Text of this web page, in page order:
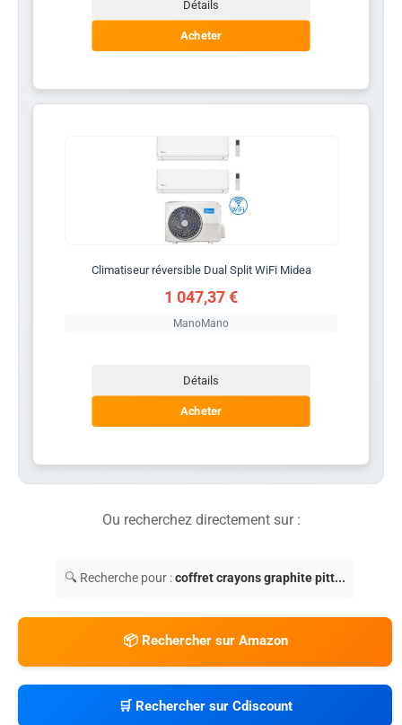
Détails
Acheter
Climatiseur réversible Dual Split WiFi Midea
1 047,37 €
ManoMano
Détails
Acheter
Ou recherchez directement sur :
🔍 Recherche pour :coffret crayons graphite pitt...
📦 Rechercher sur Amazon
🛒 Rechercher sur Cdiscount